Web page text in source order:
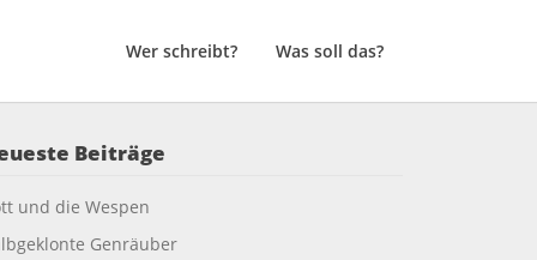
Wer schreibt? Was soll das?
Beiträge
und die Wespen
Genräuber